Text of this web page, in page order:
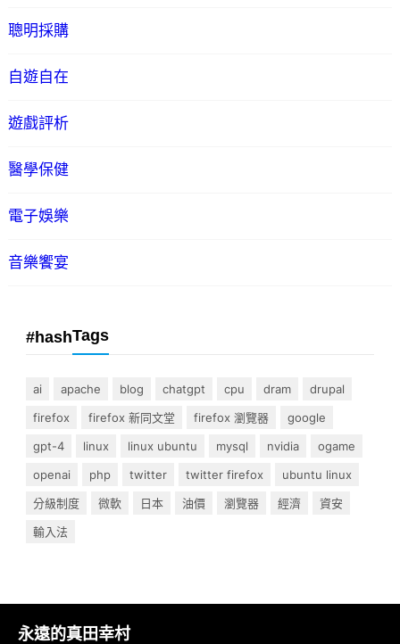
聰明採購
自遊自在
遊戲評析
醫學保健
電子娛樂
音樂饗宴
#hashTags
ai apache blog chatgpt cpu dram
drupal
firefox
firefox 新同文堂 firefox 瀏覽器
google
gpt-4
linux linux ubuntu mysql nvidia
ogame
openai
php twitter twitter firefox
ubuntu linux
分級制度
微軟 日本 油價 瀏覽器 經濟
資安
輸入法
永遠的真田幸村